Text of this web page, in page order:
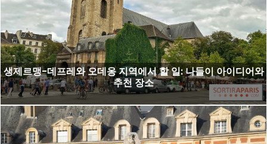
생제르맹-데프레와 오데옹 지역에서 할 일: 나들이 아이디어와
추천 장소